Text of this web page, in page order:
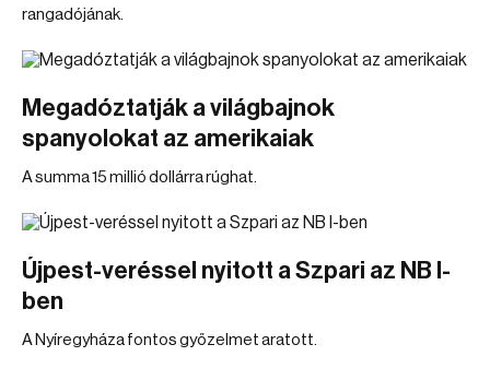
rangadójának.
Megadóztatják a világbajnok
spanyolokat az amerikaiak
A summa 15 millió dollárra rúghat.
Újpest-veréssel nyitott a Szpari az NB I-
ben
A Nyíregyháza fontos győzelmet aratott.